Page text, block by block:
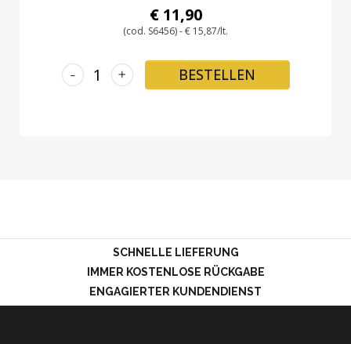
€ 11,90
(cod. S6456) - € 15,87/lt.
+
- BESTELLEN
SCHNELLE LIEFERUNG
IMMER KOSTENLOSE RÜCKGABE
ENGAGIERTER KUNDENDIENST